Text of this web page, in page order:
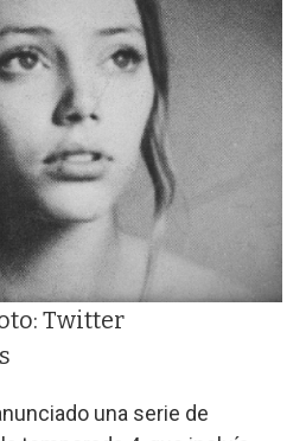
Twitter
una serie de